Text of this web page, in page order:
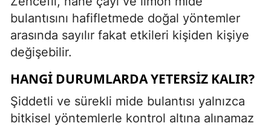
bulantısını hafifletmede doğal yöntemler
arasında sayılır fakat etkileri kişiden kişiye
değişebilir.
HANGI DURUMLARDA YETERSIZ KALIR?
Şiddetli ve sürekli mide bulantısı yalnızca
bitkisel yöntemlerle kontrol altına alınamaz